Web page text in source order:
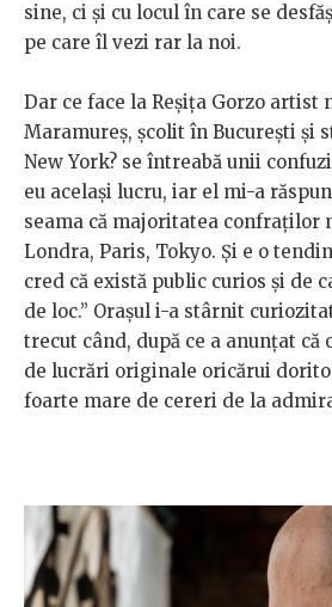
sine, ci și cu locul în care se
pe care îl vezi rar la noi.
Dar ce face la Reșița Gorzo artist
Maramureș, școlit în București și
New York? se întreabă unii
eu același lucru, iar el mi-a
seama că majoritatea confraților
Londra, Paris, Tokyo. Și e o
cred că există public curios și de
de loc.” Orașul i-a stârnit
trecut când, după ce a anunțat că
de lucrări originale oricărui
foarte mare de cereri de la